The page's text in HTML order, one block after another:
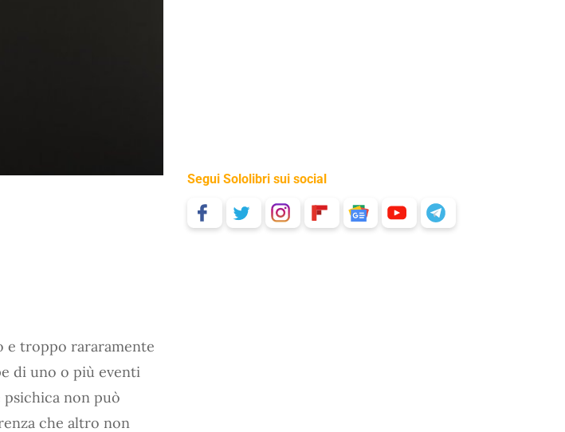
e troppo rararamente
di uno o più eventi
non può
che altro non
Segui Sololibri sui social